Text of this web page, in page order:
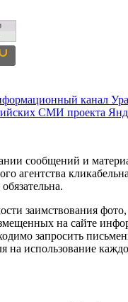
канал
СМИ проекта
сообщений и
агентства
заимствования
на сайте
запросить
на использование